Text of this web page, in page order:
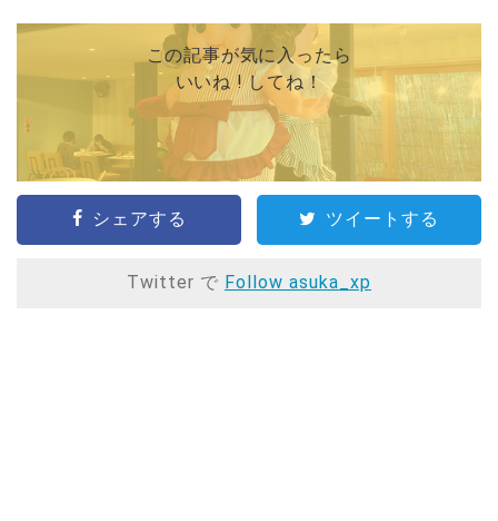
この記事が気に入ったら
いいね ! してね！
シェアする ツイートする
Twitter で Follow asuka_xp